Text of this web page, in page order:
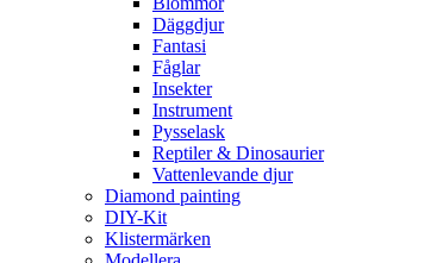
Däggdjur
Fantasi
Fåglar
Insekter
Instrument
Pysselask
Reptiler & Dinosaurier
Vattenlevande djur
Diamond painting
DIY-Kit
Klistermärken